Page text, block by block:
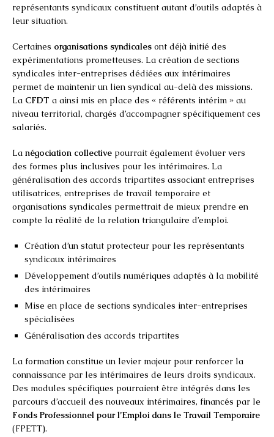
représentants syndicaux constituent autant d’outils adaptés à
leur situation.
Certaines organisations syndicales ont déjà initié des
expérimentations prometteuses. La création de sections
syndicales inter-entreprises dédiées aux intérimaires
permet de maintenir un lien syndical au-delà des missions.
La CFDT a ainsi mis en place des « référents intérim » au
niveau territorial, chargés d’accompagner spécifiquement ces
salariés.
La négociation collective pourrait également évoluer vers
des formes plus inclusives pour les intérimaires. La
généralisation des accords tripartites associant entreprises
utilisatrices, entreprises de travail temporaire et
organisations syndicales permettrait de mieux prendre en
compte la réalité de la relation triangulaire d’emploi.
Création d’un statut protecteur pour les représentants
syndicaux intérimaires
Développement d’outils numériques adaptés à la mobilité
des intérimaires
Mise en place de sections syndicales inter-entreprises
spécialisées
Généralisation des accords tripartites
La formation constitue un levier majeur pour renforcer la
connaissance par les intérimaires de leurs droits syndicaux.
Des modules spécifiques pourraient être intégrés dans les
parcours d’accueil des nouveaux intérimaires, financés par le
Fonds Professionnel pour l’Emploi dans le Travail Temporaire
(FPETT).